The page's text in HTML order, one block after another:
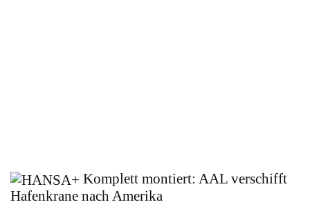
Komplett montiert: AAL verschifft
Hafenkrane nach Amerika